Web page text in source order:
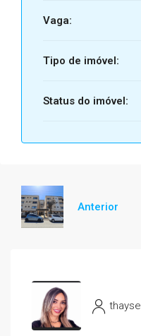
Vaga:
Tipo de imóvel:
Status do imóvel:
Anterior
thayse